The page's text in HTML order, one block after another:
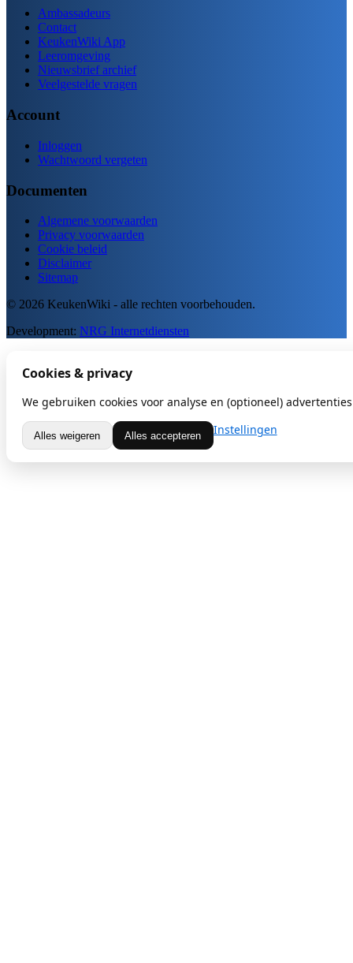
Ambassadeurs
Contact
KeukenWiki App
Leeromgeving
Nieuwsbrief archief
Veelgestelde vragen
Account
Inloggen
Wachtwoord vergeten
Documenten
Algemene voorwaarden
Privacy voorwaarden
Cookie beleid
Disclaimer
Sitemap
© 2026 KeukenWiki - alle rechten voorbehouden.
Development: NRG Internetdiensten
Cookies & privacy
We gebruiken cookies voor analyse en (optioneel)
Alles weigeren Alles accepteren Instellingen